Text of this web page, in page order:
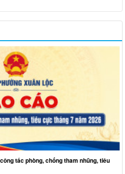
tác phòng, chống tham nhũng, tiêu